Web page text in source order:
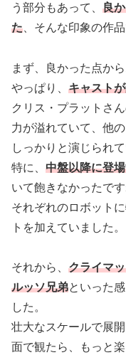
う部分もあって、 良
た 、そんな印象の作品
まず、良かった点か
やっぱり、 キャスト
クリス・プラットさ
力が溢れていて、他
しっかりと演じられて
特に、 中盤以降に登
いて飽きなかったです
それぞれのロボット
トを加えていました。
それから、 クライマ
ルッソ兄弟といった
した。
壮大なスケールで展
面で観たら、もっと